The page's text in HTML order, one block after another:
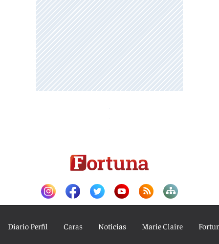
Diario Perfil Caras Noticias Marie Claire